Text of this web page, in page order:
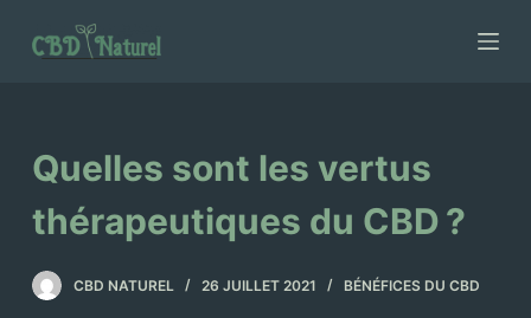
a
a
c
Quelles sont les vertus
thérapeutiques du CBD ?
CBD NATUREL 26 JUILLET 2021 BÉNÉFICES DU CBD